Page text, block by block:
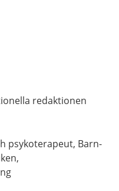
redaktionen
psykoterapeut, Barn-